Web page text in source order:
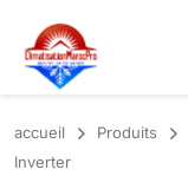
accueil Produits
Inverter